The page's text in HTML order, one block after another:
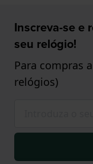
Inscreva-se e
seu relógio!
Para compras
relógios)